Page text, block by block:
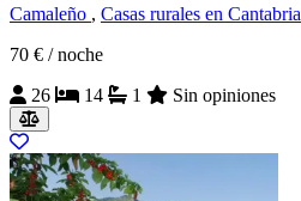
Camaleño , Casas rurales en Cantabria
70 € / noche
26
14 1 Sin opiniones